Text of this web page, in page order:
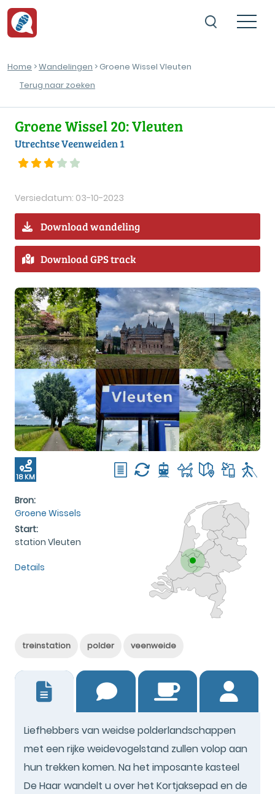
Home >Wandelingen > Groene Wissel Vleuten
Terug naar zoeken
Groene Wissel 20: Vleuten
Utrechtse Veenweiden 1
Versiedatum: 03-10-2023
Download wandeling
Download GPS track
18 KM
Bron:
Groene Wissels
Start:
station Vleuten
Details
treinstation polder veenweide
Liefhebbers van weidse polderlandschappen
met een rijke weidevogelstand zullen volop aan
hun trekken komen. Na het imposante kasteel
De Haar wandelt u over het Kortjaksepad en de